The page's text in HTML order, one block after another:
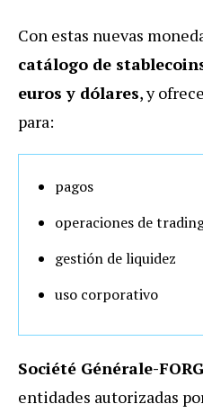
Con estas nuevas
catálogo de
euros y dólares, y
para:
pagos
operaciones de
gestión de liquidez
uso corporativo
Société Générale-
entidades autorizadas